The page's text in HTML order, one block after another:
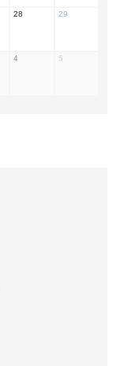
28 29
4 5